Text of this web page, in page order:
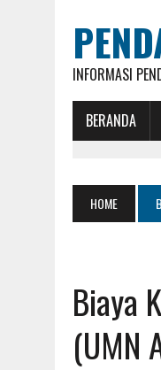
INFORMASI
BERANDA
HOME
Biaya
(UMN